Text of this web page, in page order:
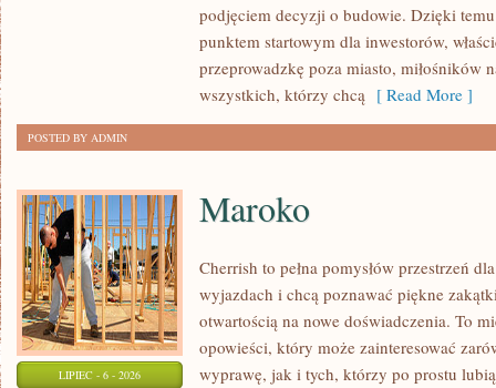
podjęciem decyzji o budowie. Dzięki
punktem startowym dla inwestorów,
przeprowadzkę poza miasto, miłośników
wszystkich, którzy chcą [ Read More ]
POSTED BY ADMIN
LIPIEC - 6 - 2026
Maroko
Cherrish to pełna pomysłów przestrzeń
wyjazdach i chcą poznawać piękne
otwartością na nowe doświadczenia. To
opowieści, który może zainteresować
wyprawę, jak i tych, którzy po prostu